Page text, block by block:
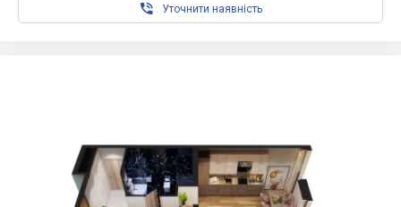
 Уточнити наявність